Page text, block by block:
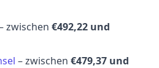
zwischen €492,22 und
– zwischen €479,37 und